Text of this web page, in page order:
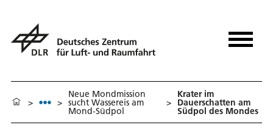
> >
Neue Mondmission
sucht Wassereis am
Mond-Südpol
>
Krater im
Dauerschatten am
Südpol des Mondes